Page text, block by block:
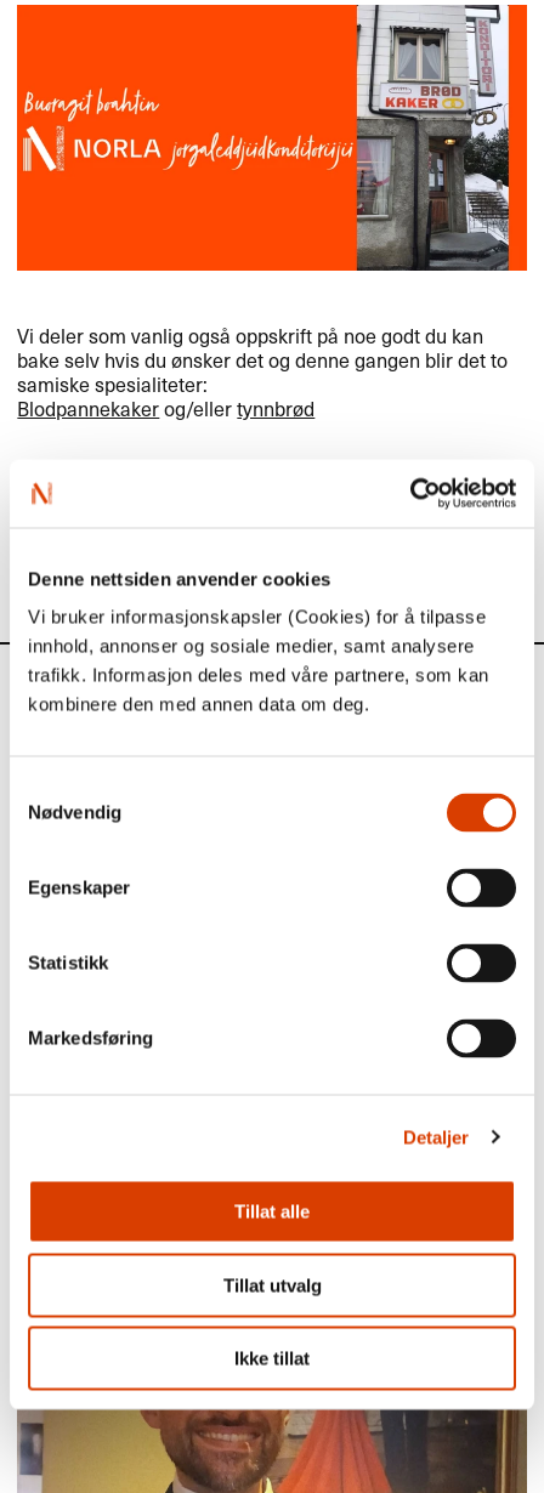
Denne nettsiden anvender cookies
Vi bruker informasjonskapsler (Cookies) for å tilpasse
innhold, annonser og sosiale medier, samt analysere
trafikk. Informasjon deles med våre partnere, som kan
kombinere den med annen data om deg.
Nødvendig
Egenskaper
Statistikk
Markedsføring
Detaljer
Tillat alle
Tillat utvalg
Ikke tillat
Vi deler som vanlig også oppskrift på noe godt du kan
bake selv hvis du ønsker det og denne gangen blir det to
samiske spesialiteter:
Blodpannekakerog/ellertynnbrød
Velkommen til samisk
Aktuelt